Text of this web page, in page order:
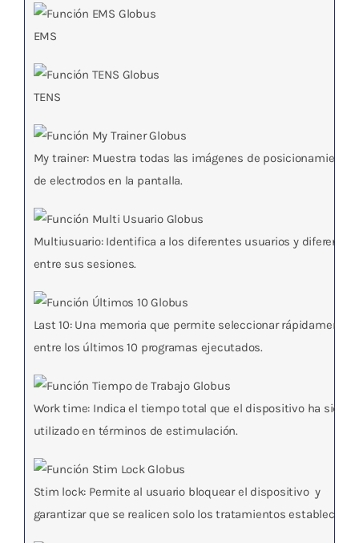
EMS
TENS
My trainer: Muestra todas las imágenes de posicionamiento
de electrodos en la pantalla.
Multiusuario: Identifica a los diferentes usuarios y diferencia
entre sus sesiones.
Last 10: Una memoria que permite seleccionar rápidamente
entre los últimos 10 programas ejecutados.
Work time: Indica el tiempo total que el dispositivo ha sido
utilizado en términos de estimulación.
Stim lock: Permite al usuario bloquear el dispositivo y
garantizar que se realicen solo los tratamientos establecidos